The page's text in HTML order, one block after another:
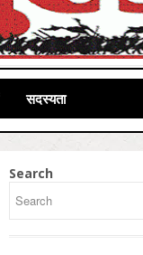
सदस्यता
Search